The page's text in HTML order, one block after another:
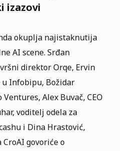
izazovi
okuplja najistaknutija
AI scene. Srđan
direktor Orqe, Ervin
u Infobipu, Božidar
Alex Buvač, CEO
voditelj odela za
i Dina Hrastović,
govoriće o